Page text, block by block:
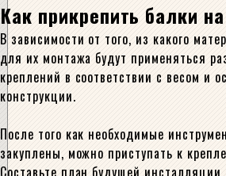
Как прикрепить балки
В зависимости от того, из какого
для их монтажа будут применяться
креплений в соответствии с весом и
конструкции.
После того как необходимые
закуплены, можно приступать к
Составьте план будущей